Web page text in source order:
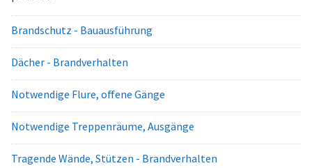
Brandschutz - Bauausführung
Dächer - Brandverhalten
Notwendige Flure, offene Gänge
Notwendige Treppenräume, Ausgänge
Tragende Wände, Stützen - Brandverhalten